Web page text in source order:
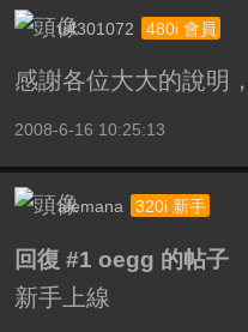
u4301072 480i 會員
感謝各位大大的說明
2008-6-16 10:25:13
alemana 320i 新手
回復 #1 oegg 的帖子
新手上線